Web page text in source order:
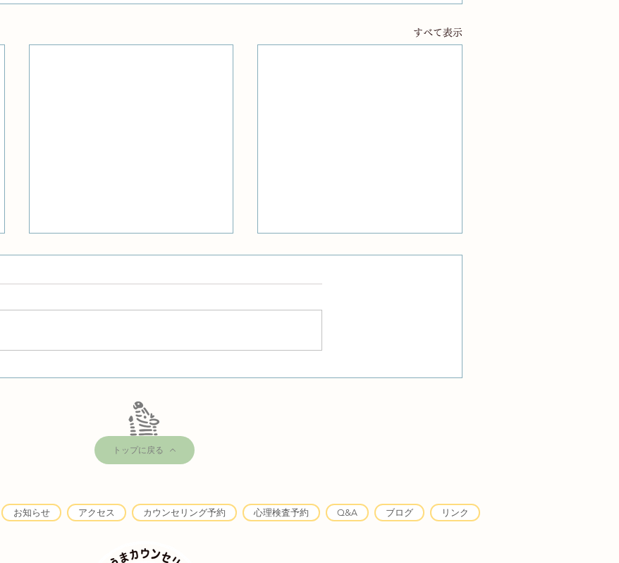
すべて表示
北村カウンセラーの新著「ポ
リフォニーの心理学的可能
鈴木カウンセラー出張に伴う
トップに戻る
お知らせ アクセス カウンセリング予約 心理検査予約 Q&A ブログ リンク